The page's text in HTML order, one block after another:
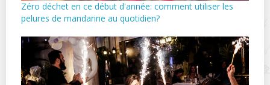
Zéro déchet en ce début d'année: comment utiliser les
pelures de mandarine au quotidien?